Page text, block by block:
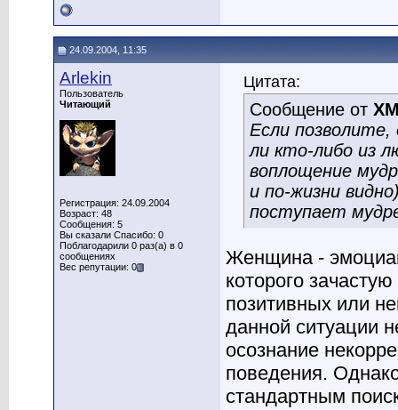
24.09.2004, 11:35
Arlekin
Пользователь
Читающий
Регистрация: 24.09.2004
Возраст: 48
Сообщения: 5
Вы сказали Спасибо: 0
Поблагодарили 0 раз(а) в 0
сообщениях
Вес репутации: 0
Цитата:
Сообщение от
Если позволите,
ли кто-либо из
воплощение
и по-жизни
поступает
Женщина -
которого
позитивных или
данной ситуации
осознание
поведения.
стандартным